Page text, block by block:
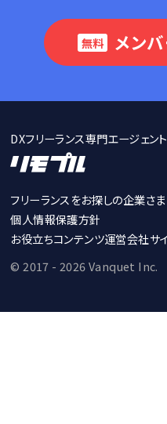
無料 メンバ
DXフリーランス専門エージェン
フリーランスをお探しの企業さま
個人情報保護方針
お役立ちコンテンツ運営会社サ
© 2017 - 2026 Vanquet Inc.